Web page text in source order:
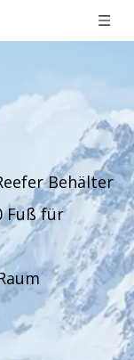
Behälter
Fuß für